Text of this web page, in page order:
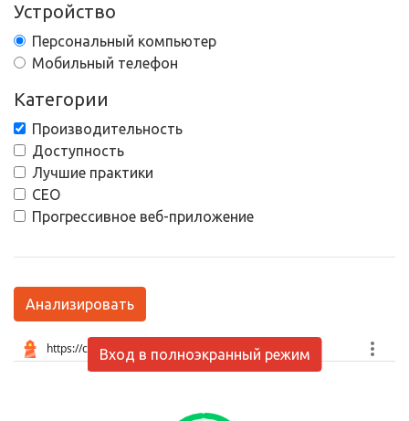
Устройство
Персональный компьютер
Мобильный телефон
Категории
Производительность
Доступность
Лучшие практики
СЕО
Прогрессивное веб-приложение
Анализировать
Вход в полноэкранный режим